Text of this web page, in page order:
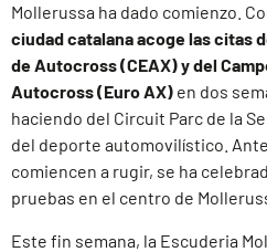
Mollerussa ha dado comienzo.
ciudad catalana acoge las citas
de Autocross (CEAX) y del
Autocross (Euro AX) en dos
haciendo del Circuit Parc de la
del deporte automovilístico.
comiencen a rugir, se ha
pruebas en el centro de
Este fin semana, la Escuderia